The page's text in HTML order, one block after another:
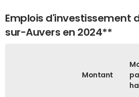
Emplois d'investissement
sur-Auvers en 2024**
Montant